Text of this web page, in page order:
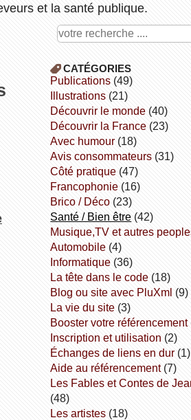
et la santé publique.
CATÉGORIES
publications (49)
illustrations (21)
découvrir le monde (40)
découvrir la France (23)
avec humour (18)
avis consommateurs (31)
côté pratique (47)
Francophonie (16)
Brico / Déco (23)
Santé / Bien être (42)
Musique,TV et autres
Automobile (4)
informatique (36)
la tête dans le code (18)
Blog ou site avec PluXml (9)
la vie du site (3)
booster votre référencement
inscription et utilisation (2)
échanges de liens en dur (1)
aide au référencement(7)
Les Fables et Contes de
(48)
Les artistes (18)